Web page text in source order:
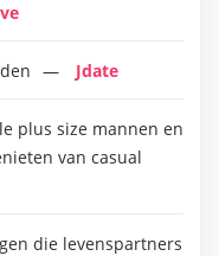
Jdate
plus size mannen en
van casual
die levenspartners